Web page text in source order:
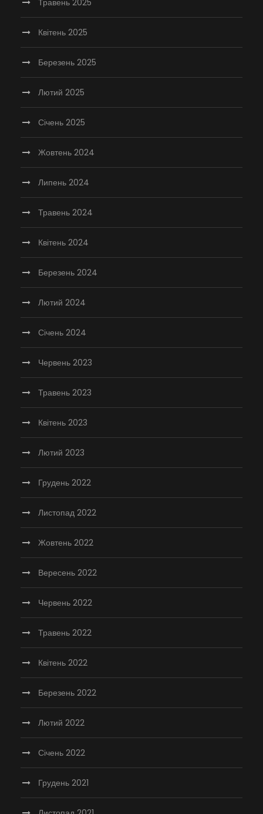
Травень 2025
Квітень 2025
Березень 2025
Лютий 2025
Січень 2025
Жовтень 2024
Липень 2024
Травень 2024
Квітень 2024
Березень 2024
Лютий 2024
Січень 2024
Червень 2023
Травень 2023
Квітень 2023
Лютий 2023
Грудень 2022
Листопад 2022
Жовтень 2022
Вересень 2022
Червень 2022
Травень 2022
Квітень 2022
Березень 2022
Лютий 2022
Січень 2022
Грудень 2021